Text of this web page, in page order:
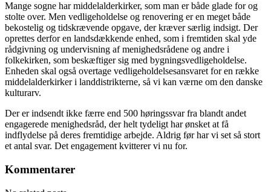
Mange sogne har middelalderkirker, som man er både glade for og
stolte over. Men vedligeholdelse og renovering er en meget både
bekostelig og tidskrævende opgave, der kræver særlig indsigt. Der
oprettes derfor en landsdækkende enhed, som i fremtiden skal yde
rådgivning og undervisning af menighedsrådene og andre i
folkekirken, som beskæftiger sig med bygningsvedligeholdelse.
Enheden skal også overtage vedligeholdelsesansvaret for en række
middelalderkirker i landdistrikterne, så vi kan værne om den danske
kulturarv.
Der er indsendt ikke færre end 500 høringssvar fra blandt andet
engagerede menighedsråd, der helt tydeligt har ønsket at få
indflydelse på deres fremtidige arbejde. Aldrig før har vi set så stort
et antal svar. Det engagement kvitterer vi nu for.
Kommentarer